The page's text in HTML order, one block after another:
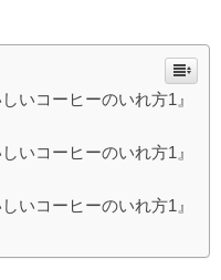
いコーヒーのいれ方1』
いコーヒーのいれ方1』
いコーヒーのいれ方1』